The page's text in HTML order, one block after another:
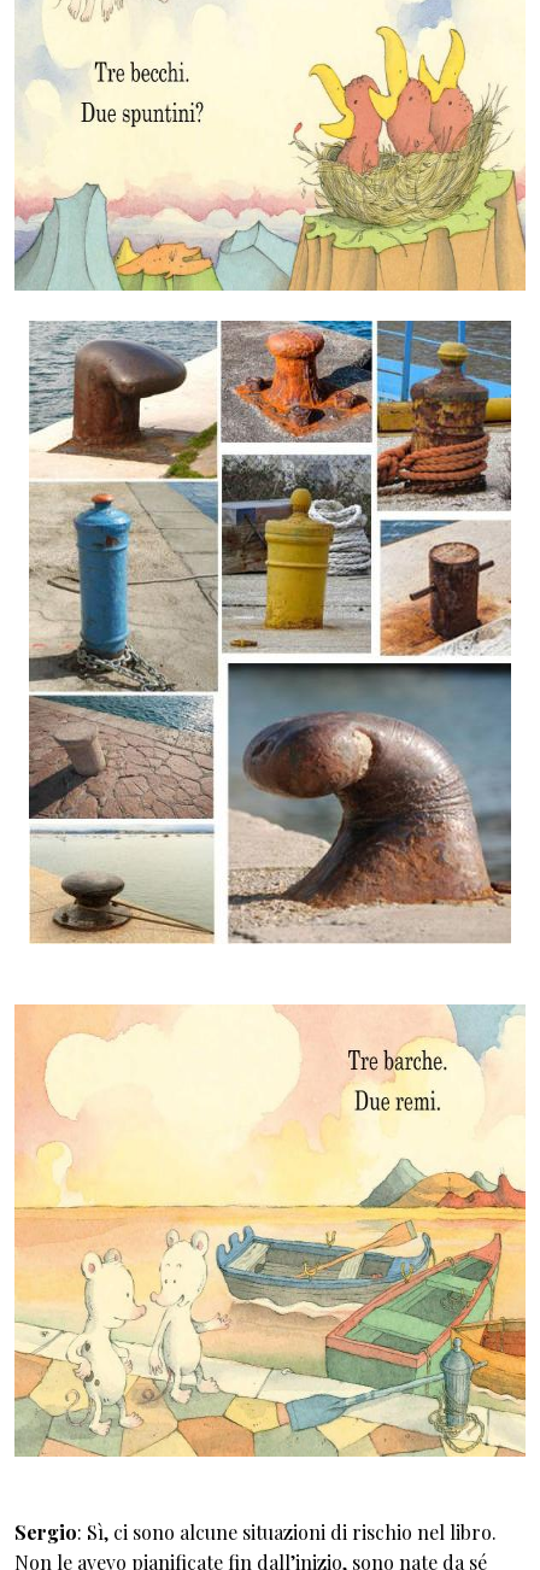
Sergio: Sì, ci sono alcune situazioni di rischio nel libro.
Non le avevo pianificate fin dall’inizio, sono nate da sé